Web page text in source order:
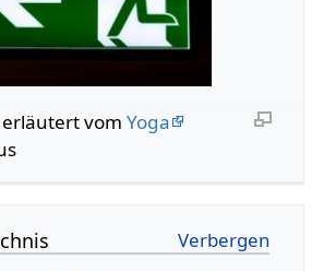
- erläutert vom Yoga